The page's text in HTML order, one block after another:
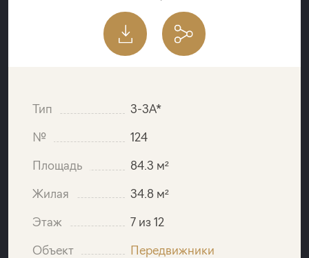
Тип
3-3A*
№
124
Площадь
84.3 м²
Жилая
34.8 м²
Этаж
7 из 12
Объект
Передвижники